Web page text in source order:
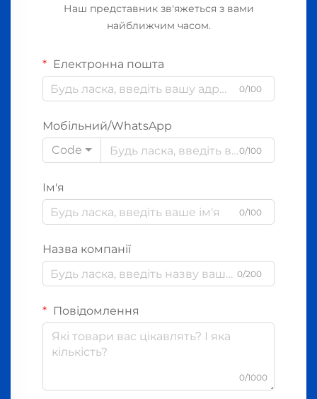
Наш представник зв'яжеться з вами
найближчим часом.
Електронна пошта
0/100
Мобільний/WhatsApp
Code
0/100
Ім'я
0/100
Назва компанії
0/200
Повідомлення
0/1000